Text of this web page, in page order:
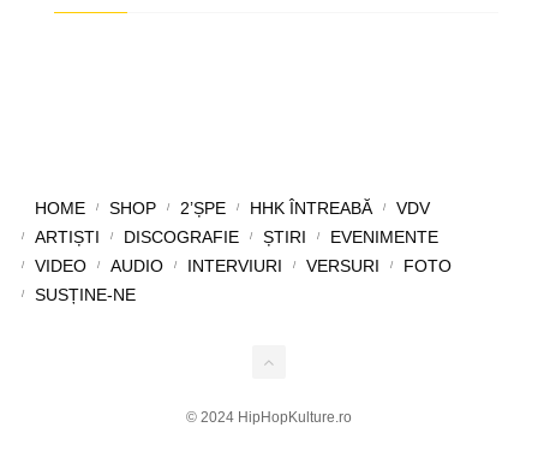
© 2024 HipHopKulture.ro
HOME SHOP 2’ȘPE HHK ÎNTREABĂ
VDV
ARTIȘTI
DISCOGRAFIE ȘTIRI
EVENIMENTE
VIDEO
AUDIO INTERVIURI VERSURI
FOTO
SUSȚINE-NE